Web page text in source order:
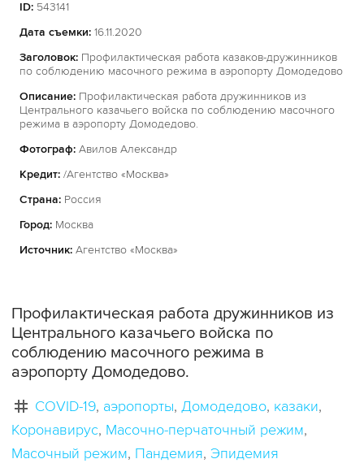
ID: 543141
Дата съемки: 16.11.2020
Заголовок: Профилактическая работа казаков-дружинников
по соблюдению масочного режима в аэропорту Домодедово
Описание: Профилактическая работа дружинников из
Центрального казачьего войска по соблюдению масочного
режима в аэропорту Домодедово.
Фотограф: Авилов Александр
Кредит: /Агентство «Москва»
Страна: Россия
Город: Москва
Источник: Агентство «Москва»
Профилактическая работа дружинников из
Центрального казачьего войска по
соблюдению масочного режима в
аэропорту Домодедово.
COVID-19 аэропорты Домодедово казаки
Коронавирус Масочно-перчаточный режим
Масочный режим Пандемия Эпидемия